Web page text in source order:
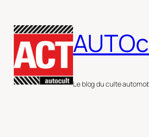
au
contenu
Le blog du culte